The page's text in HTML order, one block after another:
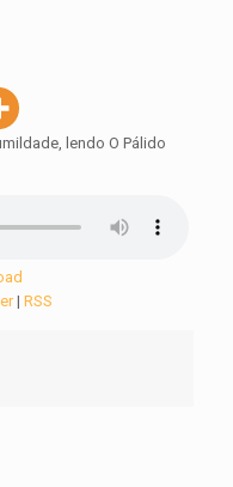
lendo O Pálido
|RSS